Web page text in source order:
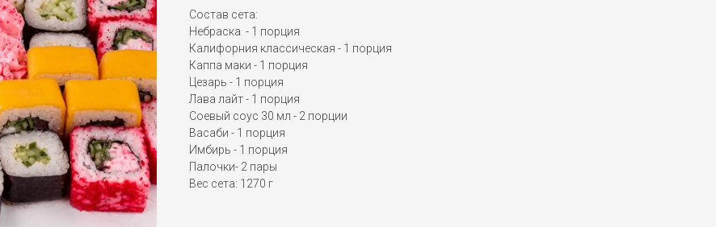
Состав сета:
Небраска - 1 порция
Калифорния классическая - 1 порция
Каппа маки - 1 порция
Цезарь - 1 порция
Лава лайт - 1 порция
Соевый соус 30 мл - 2 порции
Васаби - 1 порция
Имбирь - 1 порция
Палочки- 2 пары
Вес сета: 1270 г